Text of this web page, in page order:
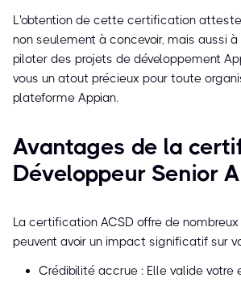
L'obtention de cette certification
non seulement à concevoir, mais aussi
piloter des projets de développement
vous un atout précieux pour toute
plateforme Appian.
Avantages de la
Développeur Senior
La certification ACSD offre de
peuvent avoir un impact significatif sur
Crédibilité accrue : Elle valide votre